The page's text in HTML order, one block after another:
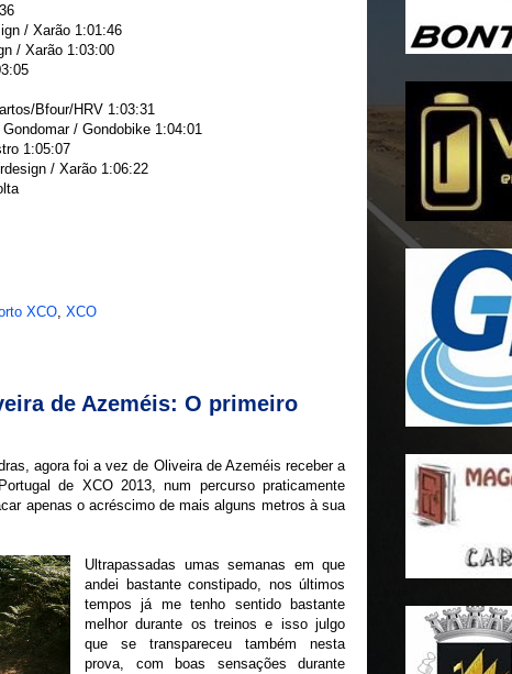
/ Xarão 1:01:46
/ Xarão 1:03:00
Bfour/HRV 1:03:31
/ Gondobike 1:04:01
1:05:07
/ Xarão 1:06:22
XCO, XCO
de Azeméis: O primeiro
agora foi a vez de Oliveira de Azeméis receber a
de XCO 2013, num percurso praticamente
apenas o acréscimo de mais alguns metros à sua
Ultrapassadas umas semanas em que
andei bastante constipado, nos últimos
tempos já me tenho sentido bastante
melhor durante os treinos e isso julgo
que se transpareceu também nesta
prova, com boas sensações durante